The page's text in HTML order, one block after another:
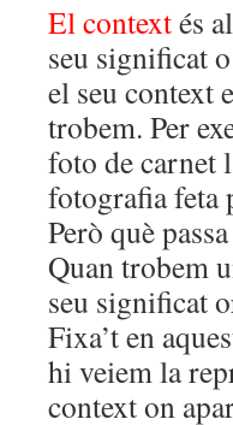
El contextés
seu significat
el seu context
trobem. Per
foto de carnet
fotografia feta
Però què
Quan trobem
seu significat
Fixa’t en
hi veiem la
context on